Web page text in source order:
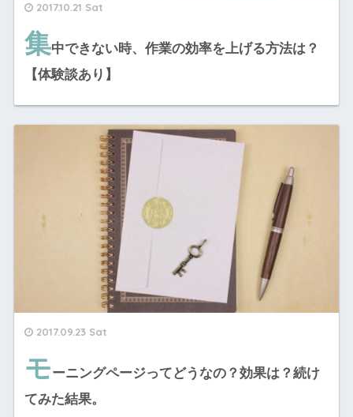
2017.10.21 Sat
集中できない時、作業の効率を上げる方法は？
【体験談あり】
2017.09.23 Sat
モーニングページってどうなの？効果は？続け
てみた結果。